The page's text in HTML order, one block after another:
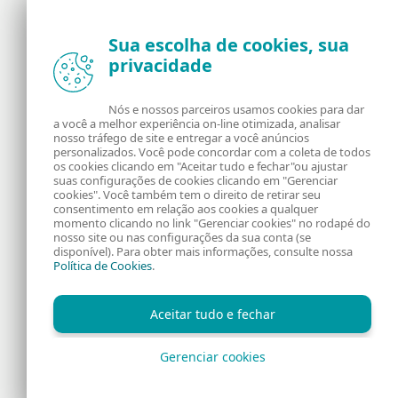
Notícias, opiniões e análises da comunidade de
segurança da ESET
Sobre o WeLiveSecurity RSS Feed
Fale Conosco Endereço
Informação Legal Política de Cookies
Política de Privacidade
Sua escolha de cookies, sua
privacidade
Nós e nossos parceiros usamos cookies para dar
a você a melhor experiência on-line otimizada, analisar
nosso tráfego de site e entregar a você anúncios
personalizados. Você pode concordar com a coleta de todos
os cookies clicando em "Aceitar tudo e fechar"ou ajustar
suas configurações de cookies clicando em "Gerenciar
cookies". Você também tem o direito de retirar seu
consentimento em relação aos cookies a qualquer
momento clicando no link "Gerenciar cookies" no rodapé do
nosso site ou nas configurações da sua conta (se
disponível). Para obter mais informações, consulte nossa
Política de Cookies.
Aceitar tudo e fechar
Gerenciar cookies